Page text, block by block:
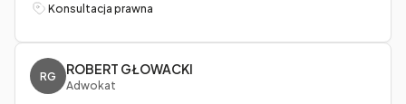
Konsultacja prawna
RG ROBERT GŁOWACKI
Adwokat